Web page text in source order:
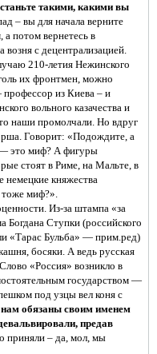
такими, какими вы
– вы для начала верните
а потом вернетесь в
возня с децентрализацией.
210-летия Нежинского
их фронтмен, можно
профессор из Киева – и
вольного казачества и
наши промолчали. Но вдруг
Говорит: «Подождите, а
это миф? А фигуры
стоят в Риме, на Мальте, в
немецкие княжества
миф?».
Из-за штампа «за
Богдана Ступки (российского
«Тарас Бульба» — прим.ред)
босяки. А ведь русская
«Россия» возникло в
государством —
под узцы вел коня с
обязаны своим именем
предав
приняли – да, мол, мы